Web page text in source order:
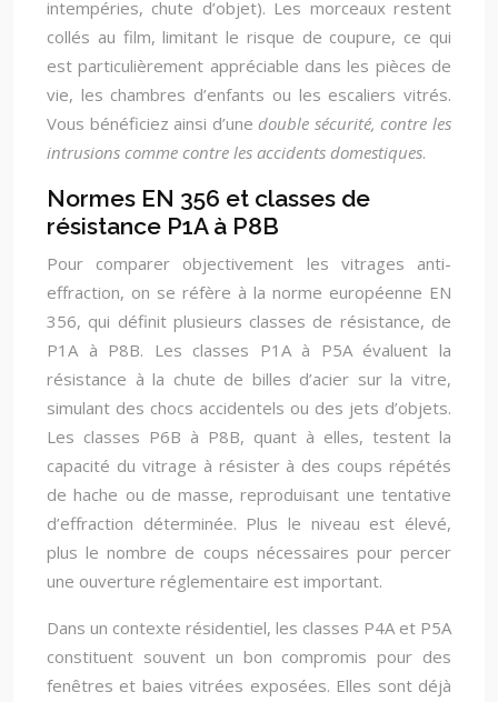
intempéries, chute d’objet). Les morceaux restent
collés au film, limitant le risque de coupure, ce qui
est particulièrement appréciable dans les pièces de
vie, les chambres d’enfants ou les escaliers vitrés.
Vous bénéficiez ainsi d’unedouble sécurité, contre les
intrusions comme contre les accidents domestiques.
Normes EN 356 et classes de
résistance P1A à P8B
Pour comparer objectivement les vitrages anti-
effraction, on se réfère à la norme européenne EN
356, qui définit plusieurs classes de résistance, de
P1A à P8B. Les classes P1A à P5A évaluent la
résistance à la chute de billes d’acier sur la vitre,
simulant des chocs accidentels ou des jets d’objets.
Les classes P6B à P8B, quant à elles, testent la
capacité du vitrage à résister à des coups répétés
de hache ou de masse, reproduisant une tentative
d’effraction déterminée. Plus le niveau est élevé,
plus le nombre de coups nécessaires pour percer
une ouverture réglementaire est important.
Dans un contexte résidentiel, les classes P4A et P5A
constituent souvent un bon compromis pour des
fenêtres et baies vitrées exposées. Elles sont déjà